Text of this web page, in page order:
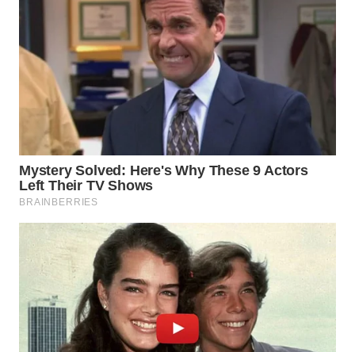
INFRASTRUKTUR
WAHANA
KONSUMEN
WAHANA
LISTRIK
WAHANA
TRAVEL
WAHANA
TV
WAHANANEWS
ID
WAHANANEWS